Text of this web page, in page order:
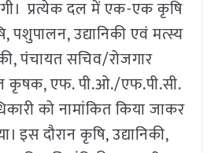
प्रत्येक दल में एक-एक कृषि
पशुपालन, उद्यानिकी एवं मत्स्य
पंचायत सचिव/रोजगार
कृषक, एफ. पी.ओ./एफ.पी.सी.
को नामांकित किया जाकर
इस दौरान कृषि, उद्यानिकी,